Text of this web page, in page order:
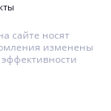
сайте носят
изменены